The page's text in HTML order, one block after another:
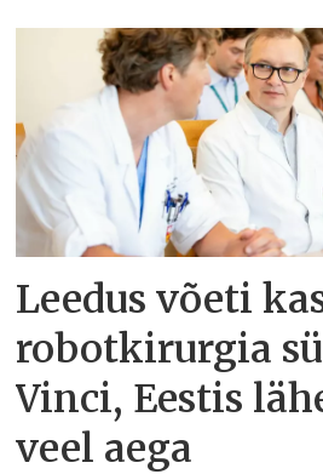
Leedus võeti
robotkirurgia
Vinci, Eestis
veel aega